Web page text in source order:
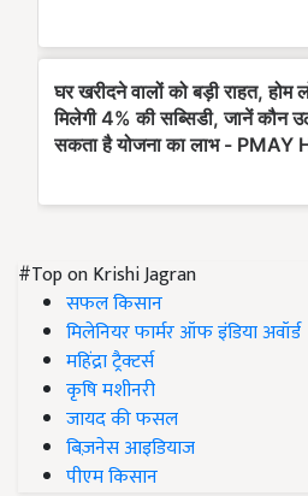
#Top on Krishi Jagran
सफल किसान
मिलेनियर फार्मर ऑफ इंडिया अवॉर्ड
महिंद्रा ट्रैक्टर्स
कृषि मशीनरी
जायद की फसल
बिज़नेस आइडियाज
पीएम किसान